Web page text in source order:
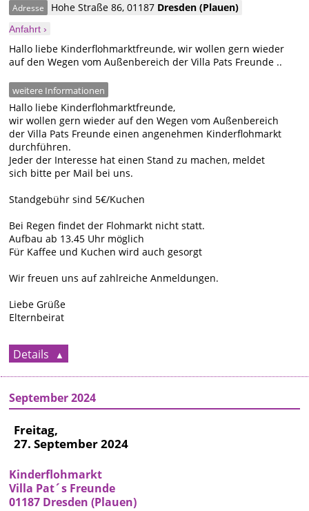
Adresse Hohe Straße 86,01187 Dresden(Plauen)
Anfahrt ›
Hallo liebe Kinderflohmarktfreunde, wir wollen gern wieder
auf den Wegen vom Außenbereich der Villa Pats Freunde ..
weitere Informationen
Hallo liebe Kinderflohmarktfreunde,
wir wollen gern wieder auf den Wegen vom Außenbereich
der Villa Pats Freunde einen angenehmen Kinderflohmarkt
durchführen.
Jeder der Interesse hat einen Stand zu machen, meldet
sich bitte per Mail bei uns.
Standgebühr sind 5€/Kuchen
Bei Regen findet der Flohmarkt nicht statt.
Aufbau ab 13.45 Uhr möglich
Für Kaffee und Kuchen wird auch gesorgt
Wir freuen uns auf zahlreiche Anmeldungen.
Liebe Grüße
Elternbeirat
Details
September 2024
Freitag,
27. September 2024
Kinderflohmarkt
Villa Pat´s Freunde
01187 Dresden (Plauen)